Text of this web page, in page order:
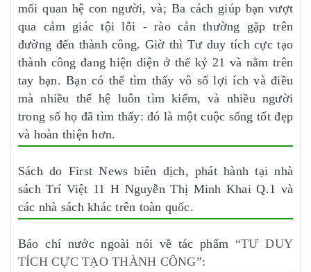
mối quan hệ con người, và; Ba cách giúp bạn vượt
qua cảm giác tội lỗi - rào cản thường gặp trên
đường đến thành công. Giờ thì Tư duy tích cực tạo
thành công đang hiện diện ở thế kỷ 21 và nằm trên
tay bạn. Bạn có thể tìm thấy vô số lợi ích và điều
mà nhiều thế hệ luôn tìm kiếm, và nhiều người
trong số họ đã tìm thấy: đó là một cuộc sống tốt đẹp
và hoàn thiện hơn.
Sách do First News biên dịch, phát hành tại nhà
sách Trí Việt 11 H Nguyễn Thị Minh Khai Q.1 và
các nhà sách khác trên toàn quốc.
Báo chí nước ngoài nói về tác phẩm “TƯ DUY
TÍCH CỰC TẠO THÀNH CÔNG”: